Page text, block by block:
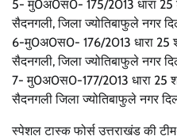
5- मु0अ0स0- 175/2013 धारा 25
सैदनगली, जिला ज्योतिबाफुले नगर
6-मु0अ0स0- 176/2013 धारा 25
सैदनगली, जिला ज्योतिबाफुले नगर
7- मु0अ0स0-177/2013 धारा 25
सैदनगली जिला ज्योतिबाफुले नगर
स्पेशल टास्क फोर्स उत्तराखंड की